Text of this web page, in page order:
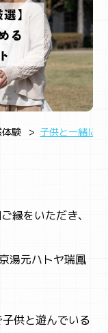
験 子供と一緒に
縁をいただき、
湯元ハトヤ瑞鳳
供と遊んでいる